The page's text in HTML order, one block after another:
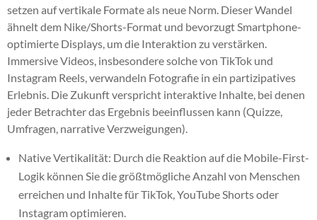
setzen auf vertikale Formate als neue Norm. Dieser Wandel
ähnelt dem Nike/Shorts-Format und bevorzugt Smartphone-
optimierte Displays, um die Interaktion zu verstärken.
Immersive Videos, insbesondere solche von TikTok und
Instagram Reels, verwandeln Fotografie in ein partizipatives
Erlebnis. Die Zukunft verspricht interaktive Inhalte, bei denen
jeder Betrachter das Ergebnis beeinflussen kann (Quizze,
Umfragen, narrative Verzweigungen).
Native Vertikalität: Durch die Reaktion auf die Mobile-First-
Logik können Sie die größtmögliche Anzahl von Menschen
erreichen und Inhalte für TikTok, YouTube Shorts oder
Instagram optimieren.